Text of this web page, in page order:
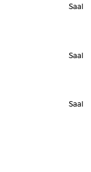
Saal
Saal
Saal